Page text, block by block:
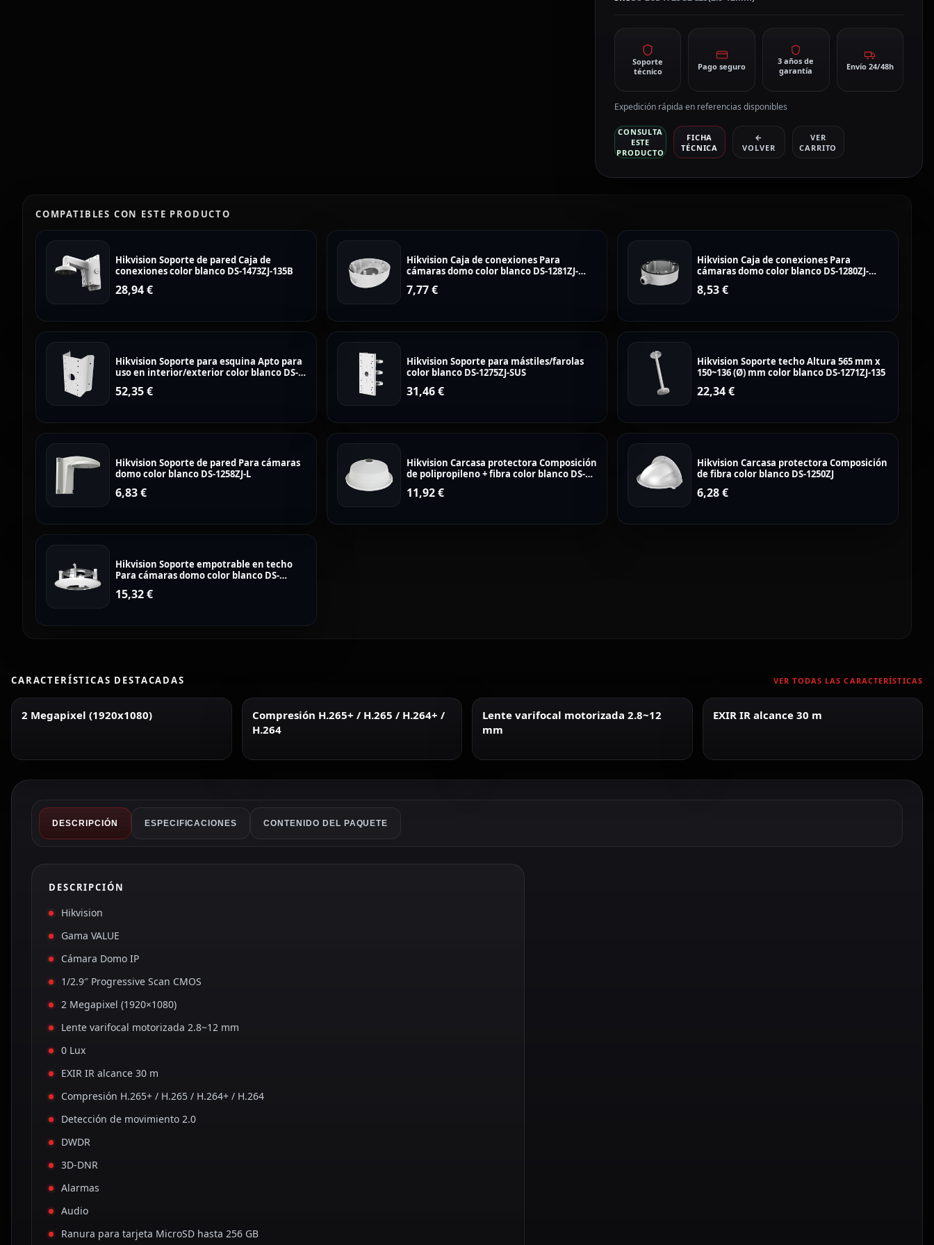
IZS(2.8-
12mm)
cantidad
Soporte
técnico
Pago seguro
3 años de
garantía
Envío 24/48h
Expedición rápida en referencias disponibles
CONSULTA
ESTE
PRODUCTO
FICHA
TÉCNICA
←
VOLVER
VER
CARRITO
COMPATIBLES CON ESTE PRODUCTO
Hikvision Soporte de pared Caja de
conexiones color blanco DS-1473ZJ-135B
28,94€
Hikvision Caja de conexiones Para
cámaras domo color blanco DS-1281ZJ-
7,77€
Hikvision Caja de conexiones Para
cámaras domo color blanco DS-1280ZJ-
8,53€
Hikvision Soporte para esquina Apto para
uso en interior/exterior color blanco DS-
52,35€
Hikvision Soporte para mástiles/farolas
color blanco DS-1275ZJ-SUS
31,46€
Hikvision Soporte techo Altura 565 mm x
150~136 (Ø) mm color blanco DS-1271ZJ-135
22,34€
Hikvision Soporte de pared Para cámaras
domo color blanco DS-1258ZJ-L
6,83€
Hikvision Carcasa protectora Composición
de polipropileno + fibra color blanco DS-
11,92€
Hikvision Carcasa protectora Composición
de fibra color blanco DS-1250ZJ
6,28€
Hikvision Soporte empotrable en techo
Para cámaras domo color blanco DS-
15,32€
CARACTERÍSTICAS DESTACADAS VER TODAS LAS CARACTERÍSTICAS
2 Megapixel (1920x1080)
Compresión H.265+ / H.265 / H.264+ /
H.264
Lente varifocal motorizada 2.8~12
mm
EXIR IR alcance 30 m
DESCRIPCIÓN ESPECIFICACIONES CONTENIDO DEL PAQUETE
DESCRIPCIÓN
Hikvision
Gama VALUE
Cámara Domo IP
1/2.9″ Progressive Scan CMOS
2 Megapixel (1920×1080)
Lente varifocal motorizada 2.8~12 mm
0 Lux
EXIR IR alcance 30 m
Compresión H.265+ / H.265 / H.264+ / H.264
Detección de movimiento 2.0
DWDR
3D-DNR
Alarmas
Audio
Ranura para tarjeta MicroSD hasta 256 GB